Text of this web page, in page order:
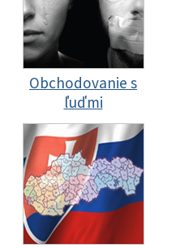
Obchodovanie s
ľuďmi